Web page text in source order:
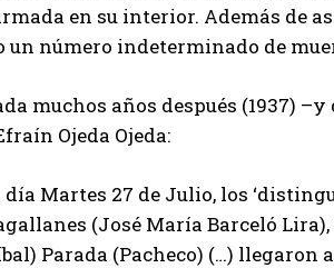
en su interior. Además de
un número indeterminado de
muchos años después (1937)
Ojeda Ojeda:
Martes 27 de Julio, los
(José María Barceló
Parada (Pacheco) (…) llegaron